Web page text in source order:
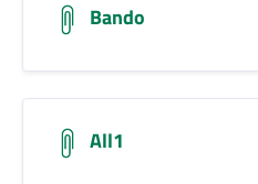
Bando
All1